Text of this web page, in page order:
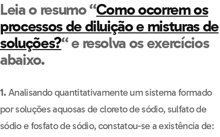
Leia o resumo “Como ocorrem os
processos de diluição e misturas de
soluções?“ e resolva os exercícios
abaixo.
1. Analisando quantitativamente um sistema formado
por soluções aquosas de cloreto de sódio, sulfato de
sódio e fosfato de sódio, constatou-se a existência de: